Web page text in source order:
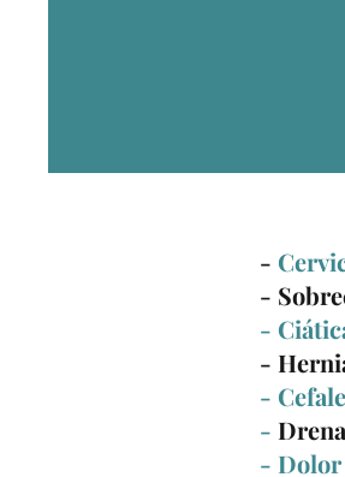
-
-
-
-
-
-
- Dolor